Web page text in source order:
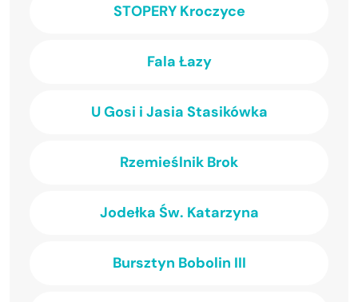
STOPERY Kroczyce
Fala Łazy
U Gosi i Jasia Stasikówka
Rzemieślnik Brok
Jodełka Św. Katarzyna
Bursztyn Bobolin III